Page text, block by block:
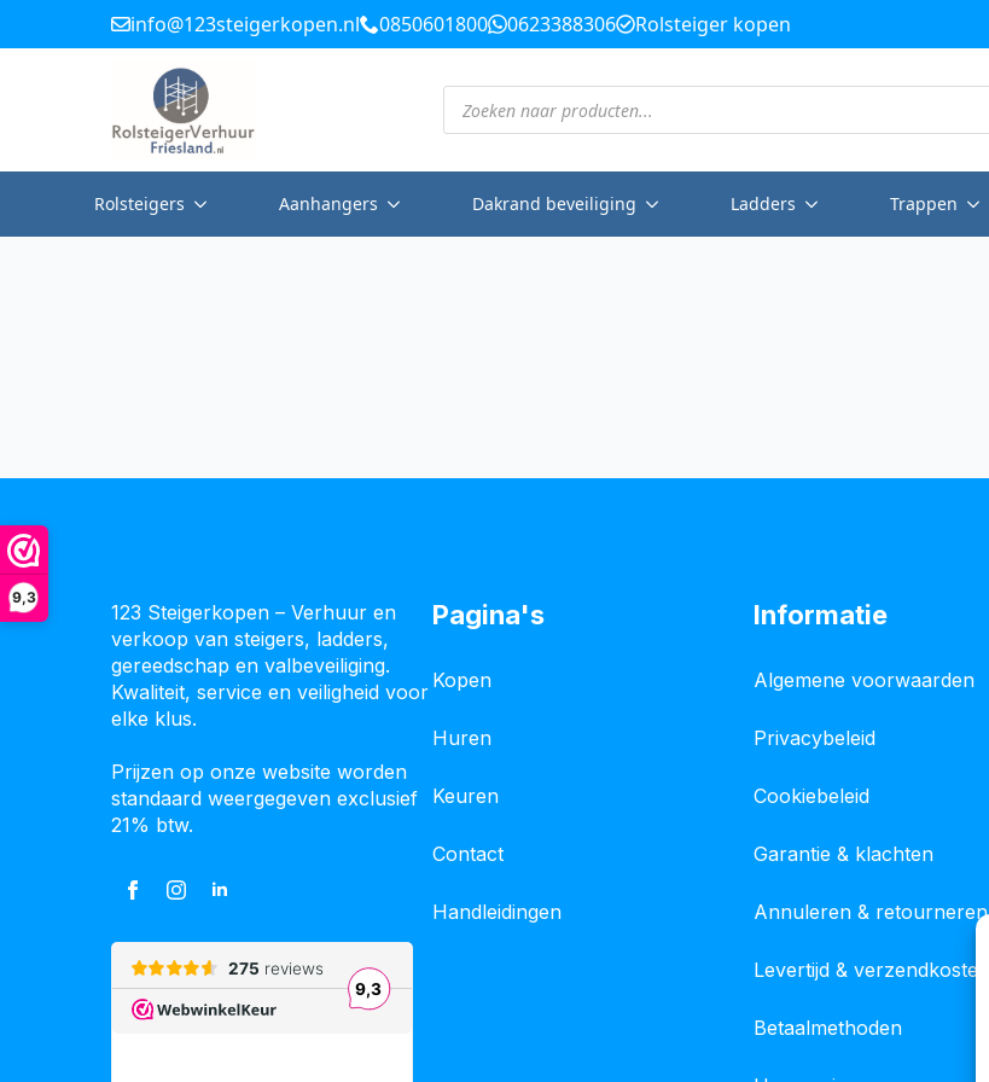
9,3
info@123steigerkopen.nl 0850601800 0623388306 Rolsteiger kopen
Producten
zoeken
Rolsteigers Aanhangers Dakrand beveiliging Ladders Trappen
123 Steigerkopen – Verhuur en
verkoop van steigers, ladders,
gereedschap en valbeveiliging.
Kwaliteit, service en veiligheid voor
elke klus.
Prijzen op onze website worden
standaard weergegeven exclusief
21% btw.
Pagina's
Kopen
Huren
Keuren
Contact
Handleidingen
Informatie
Algemene voorwaarden
Privacybeleid
Cookiebeleid
Garantie & klachten
Annuleren & retourneren
Levertijd & verzendkosten
Betaalmethoden